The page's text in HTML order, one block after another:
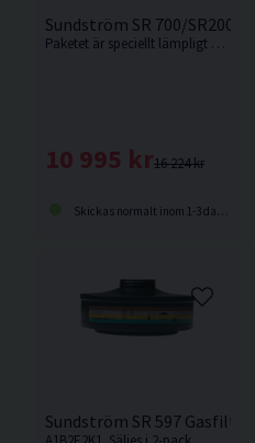
Sundström SR 700/SR200
Paketet är speciellt lämpligt vid tunga, varma eller långa arbeten.
16 224 kr
10 995 kr
Skickas normalt inom 1-3 dagar
Sundström SR 597